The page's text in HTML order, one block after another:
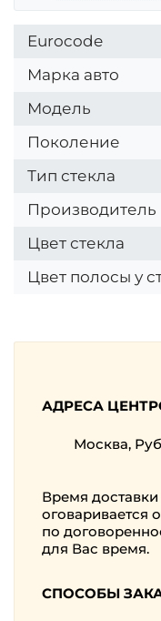
Eurocode
Марка авто
Модель
Поколение
Тип стекла
Производитель
Цвет стекла
Цвет полосы у
АДРЕСА
Москва,
Время
оговаривается
по
для Вас время.
СПОСОБЫ